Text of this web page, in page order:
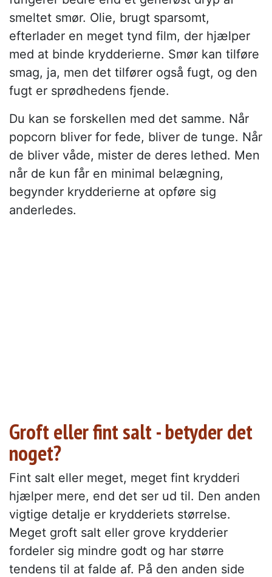
smeltet smør. Olie, brugt sparsomt,
efterlader en meget tynd film, der hjælper
med at binde krydderierne. Smør kan tilføre
smag, ja, men det tilfører også fugt, og den
fugt er sprødhedens fjende.
Du kan se forskellen med det samme. Når
popcorn bliver for fede, bliver de tunge. Når
de bliver våde, mister de deres lethed. Men
når de kun får en minimal belægning,
begynder krydderierne at opføre sig
anderledes.
Groft eller fint salt - betyder det
noget?
Fint salt eller meget, meget fint krydderi
hjælper mere, end det ser ud til. Den anden
vigtige detalje er krydderiets størrelse.
Meget groft salt eller grove krydderier
fordeler sig mindre godt og har større
tendens til at falde af. På den anden side